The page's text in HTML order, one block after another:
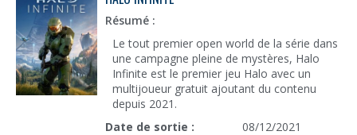
Résumé :
Le tout premier open world de la série dans
une campagne pleine de mystères, Halo
Infinite est le premier jeu Halo avec un
multijoueur gratuit ajoutant du contenu
depuis 2021.
Date de sortie :
08/12/2021